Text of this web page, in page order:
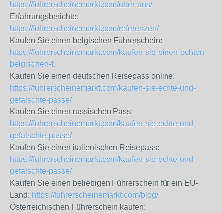
https://fuhrerscheinemarkt.com/uber-uns/
Erfahrungsberichte:
https://fuhrerscheinemarkt.com/referenzen/
Kaufen Sie einen belgischen Führerschein:
https://fuhrerscheinemarkt.com/kaufen-sie-einen-echten-
belgischen-f...
Kaufen Sie einen deutschen Reisepass online:
https://fuhrerscheinemarkt.com/kaufen-sie-echte-und-
gefalschte-passe/
Kaufen Sie einen russischen Pass:
https://fuhrerscheinemarkt.com/kaufen-sie-echte-und-
gefalschte-passe/
Kaufen Sie einen italienischen Reisepass:
https://fuhrerscheinemarkt.com/kaufen-sie-echte-und-
gefalschte-passe/
Kaufen Sie einen beliebigen Führerschein für ein EU-
Land: https://fuhrerscheinemarkt.com/blog/
Österreichischen Führerschein kaufen: